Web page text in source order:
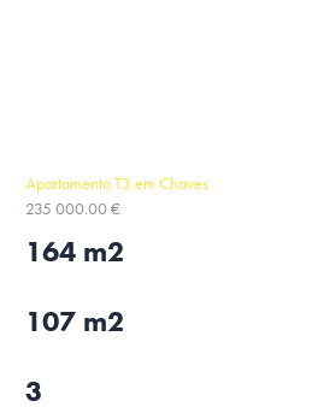
Apartamento T3 em Chaves
235 000.00 €
164 m2
107 m2
3